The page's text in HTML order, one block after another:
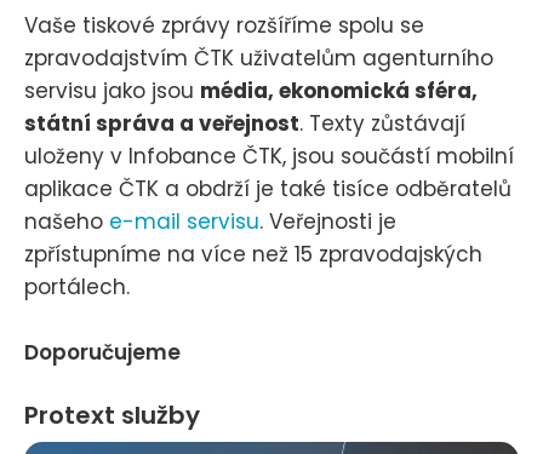
Vaše tiskové zprávy rozšíříme spolu se
zpravodajstvím ČTK uživatelům agenturního
servisu jako jsou média, ekonomická sféra,
státní správa a veřejnost. Texty zůstávají
uloženy v Infobance ČTK, jsou součástí mobilní
aplikace ČTK a obdrží je také tisíce odběratelů
našeho e-mail servisu. Veřejnosti je
zpřístupníme na více než 15 zpravodajských
portálech.
Doporučujeme
Protext služby